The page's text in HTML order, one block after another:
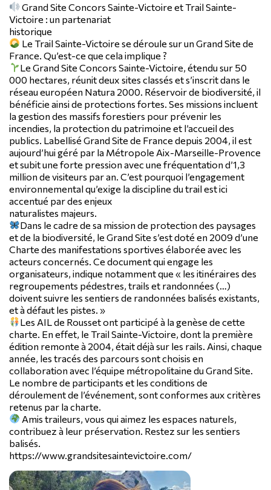
Grand Site Concors Sainte-Victoire et Trail Sainte-
Victoire : un partenariat
historique
Le Trail Sainte-Victoire se déroule sur un Grand Site de
France. Qu’est-ce que cela implique ?
Le Grand Site Concors Sainte-Victoire, étendu sur 50
000 hectares, réunit deux sites classés et s’inscrit dans le
réseau européen Natura 2000. Réservoir de biodiversité, il
bénéficie ainsi de protections fortes. Ses missions incluent
la gestion des massifs forestiers pour prévenir les
incendies, la protection du patrimoine et l’accueil des
publics. Labellisé Grand Site de France depuis 2004, il est
aujourd’hui géré par la Métropole Aix-Marseille-Provence
et subit une forte pression avec une fréquentation d’1,3
million de visiteurs par an. C’est pourquoi l’engagement
environnemental qu’exige la discipline du trail est ici
accentué par des enjeux
naturalistes majeurs.
Dans le cadre de sa mission de protection des paysages
et de la biodiversité, le Grand Site s’est doté en 2009 d’une
Charte des manifestations sportives élaborée avec les
acteurs concernés. Ce document qui engage les
organisateurs, indique notamment que « les itinéraires des
regroupements pédestres, trails et randonnées (…)
doivent suivre les sentiers de randonnées balisés existants,
et à défaut les pistes. »
Les AIL de Rousset ont participé à la genèse de cette
charte. En effet, le Trail Sainte-Victoire, dont la première
édition remonte à 2004, était déjà sur les rails. Ainsi, chaque
année, les tracés des parcours sont choisis en
collaboration avec l’équipe métropolitaine du Grand Site.
Le nombre de participants et les conditions de
déroulement de l’événement, sont conformes aux critères
retenus par la charte.
Amis traileurs, vous qui aimez les espaces naturels,
contribuez à leur préservation. Restez sur les sentiers
balisés.
https://www.grandsitesaintevictoire.com/